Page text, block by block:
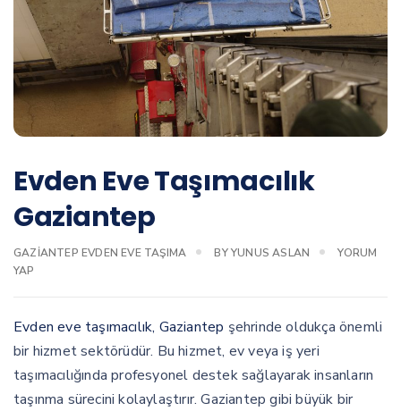
Evden Eve Taşımacılık
Gaziantep
GAZIANTEP EVDEN EVE TAŞIMA BYYUNUS ASLAN
YORUM
YAP
Evden eve taşımacılık, Gaziantep şehrinde oldukça önemli
bir hizmet sektörüdür. Bu hizmet, ev veya iş yeri
taşımacılığında profesyonel destek sağlayarak insanların
taşınma sürecini kolaylaştırır. Gaziantep gibi büyük bir